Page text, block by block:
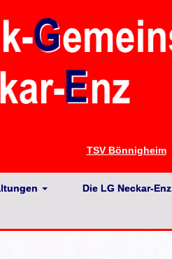
TSV Bönnigheim
Die LG Neckar-Enz